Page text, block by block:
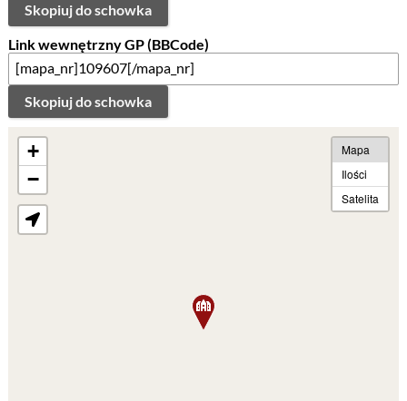
Skopiuj do schowka
Link wewnętrzny GP (BBCode)
Skopiuj do schowka
+
−
Mapa
Ilości
Satelita